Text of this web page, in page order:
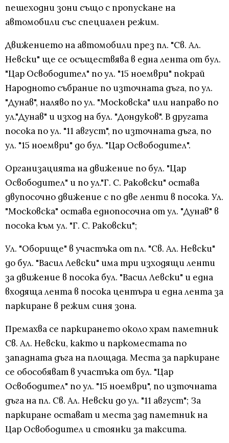
пешеходни зони също с пропускане на
автомобили със специален режим.
Движението на автомобили през пл. "Св. Ал.
Невски" ще се осъществява в една лента от бул.
"Цар Освободител" по ул. "15 ноември" покрай
Народното събрание по източната дъга, по ул.
"Дунав", наляво по ул. "Московска" или направо по
ул."Дунав" и изход на бул. "Дондуков". В другата
посока по ул. "11 август", по източната дъга, по
ул. "15 ноември" до бул. "Цар Освободител".
Организацията на движение по бул. "Цар
Освободител" и по ул."Г. С. Раковски" остава
двупосочно движение с по две ленти в посока. Ул.
"Московска" остава еднопосочна от ул. "Дунав" в
посока към ул. "Г. С. Раковски";
Ул. "Оборище" в участъка от пл. "Св. Ал. Невски"
до бул. "Васил Левски" има три изходящи ленти
за движение в посока бул. "Васил Левски" и една
входяща лента в посока центъра и една лента за
паркиране в режим синя зона.
Премахва се паркирането около храм паметник
Св. Ал. Невски, както и паркоместата по
западната дъга на площада. Места за паркиране
се обособяват в участъка от бул. "Цар
Освободител" по ул. "15 ноември", по източната
дъга на пл. Св. Ал. Невски до ул. "11 август"; За
паркиране остават и места зад паметник на
Цар Освободител и стоянки за таксита.